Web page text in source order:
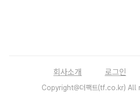
회사소개 로그인
Copyright@더팩트(tf.co.kr) All